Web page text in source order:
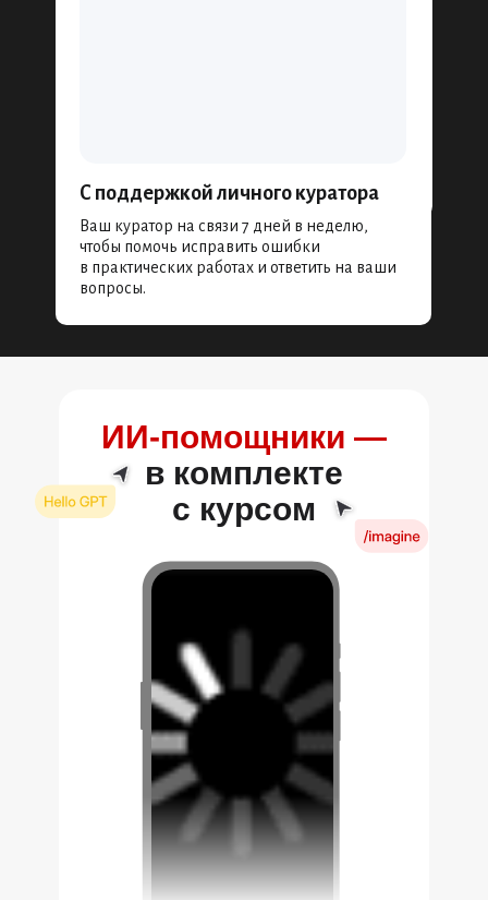
С поддержкой личного куратора
Ваш куратор на связи 7 дней в неделю,
чтобы помочь исправить ошибки
в практических работах и ответить на ваши
вопросы.
ИИ‑помощники —
в комплекте
с курсом